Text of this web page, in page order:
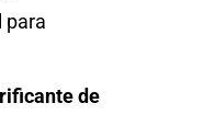
para
de